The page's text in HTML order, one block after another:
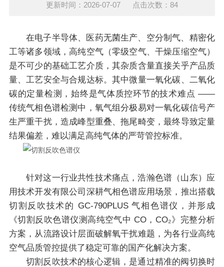
更新时间：2026-07-07 点击次数：84
在电子半导体、医药无菌生产、空分制气、精密化
工等诸多领域，高纯空气（零级空气、干燥压缩空气）
是不可少的基础工艺介质，其杂质含量直接关乎产品质
量、工艺安全与合规达标。其中微量一氧化碳、二氧化
碳的定量检测，始终是气体质控环节的技术难点 ——
传统气相色谱检测中，氧气组分极易对一氧化碳信号产
生严重干扰，造成峰型重叠、拖尾畸变，最终导致定量
结果偏差，难以满足高纯气体的严苛管控标准。
针对这一行业共性技术痛点，浩瀚色谱（山东）应
用技术开发有限公司深耕气相色谱应用场景，推出搭载
切割反吹技术的 GC-790PLUS 气相色谱仪，并形成
《切割反吹色谱仪测高纯空气中 CO，CO₂》完整分析
方案，从流路设计层面破解氧干扰难题，为各行业高纯
空气品质管控提供了稳定可靠的国产化解决方案。
切割反吹技术的核心逻辑，是通过精准的阀切换时